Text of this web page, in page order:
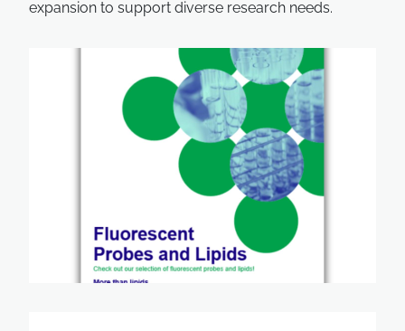
expansion to support diverse research needs.